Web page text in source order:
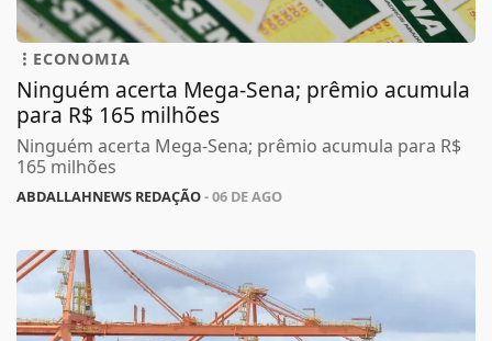
ECONOMIA
Ninguém acerta Mega-Sena; prêmio acumula
para R$ 165 milhões
Ninguém acerta Mega-Sena; prêmio acumula para R$
165 milhões
ABDALLAHNEWS REDAÇÃO- 06 DE AGO